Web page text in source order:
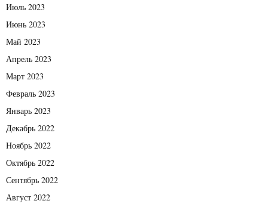
Июль 2023
Июнь 2023
Май 2023
Апрель 2023
Март 2023
Февраль 2023
Январь 2023
Декабрь 2022
Ноябрь 2022
Октябрь 2022
Сентябрь 2022
Август 2022